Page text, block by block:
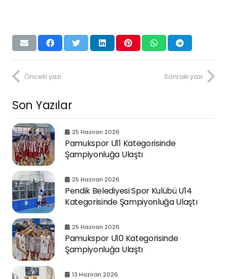
Önceki yazı Sonraki yazı
Son Yazılar
25 Haziran 2026
Pamukspor U11 Kategorisinde
Şampiyonluğa Ulaştı
25 Haziran 2026
Pendik Belediyesi Spor Kulübü U14
Kategorisinde Şampiyonluğa Ulaştı
25 Haziran 2026
Pamukspor U10 Kategorisinde
Şampiyonluğa Ulaştı
13 Haziran 2026